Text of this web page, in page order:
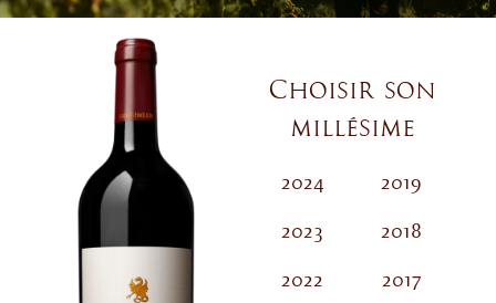
Choisir son
millésime
2024
2023
2022
2019
2018
2017